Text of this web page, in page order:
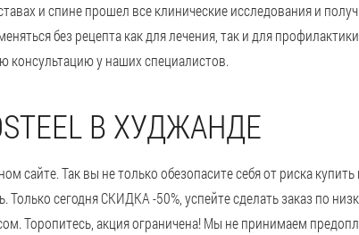
и спине прошел все клинические исследования и
без рецепта как для лечения, так и для
консультацию у наших специалистов.
В ХУДЖАНДЕ
сайте. Так вы не только обезопасите себя от риска
сегодня СКИДКА -50%, успейте сделать заказ по
Торопитесь, акция ограничена! Мы не принимаем